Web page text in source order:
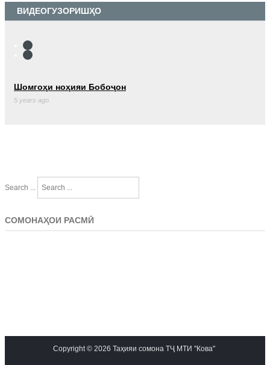
ВИДЕОГУЗОРИШҲО
Шомгоҳи ноҳияи Бобоҷон
5 years ago
Search ...
СОМОНАҲОИ РАСМӢ
Copyright © 2026 Таҳияи сомона ТҶ МТИ "Кова"